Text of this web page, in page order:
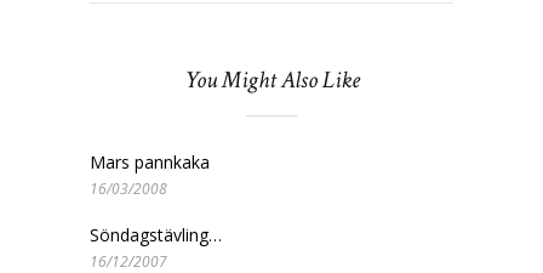
You Might Also Like
Mars pannkaka
16/03/2008
Söndagstävling…
16/12/2007